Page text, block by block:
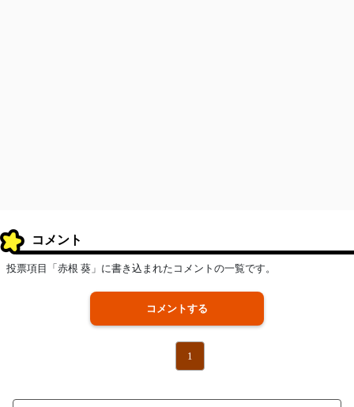
コメント
投票項目「赤根 葵」に書き込まれたコメントの一覧です。
コメントする
1